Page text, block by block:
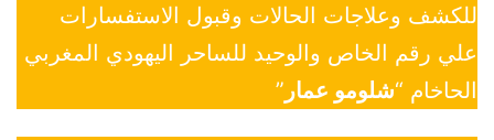
للكشف وعلاجات الحالات وقبول الاستفسارات
علي رقم الخاص والوحيد للساحر اليهودي المغربي
الحاخام “شلومو عمار ”